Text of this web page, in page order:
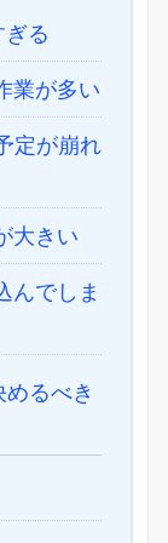
る
業が多い
定が崩れ
大きい
んでしま
るべき